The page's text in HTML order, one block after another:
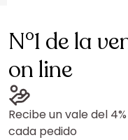
N°1 de la
on line
Recibe un vale del
cada pedido